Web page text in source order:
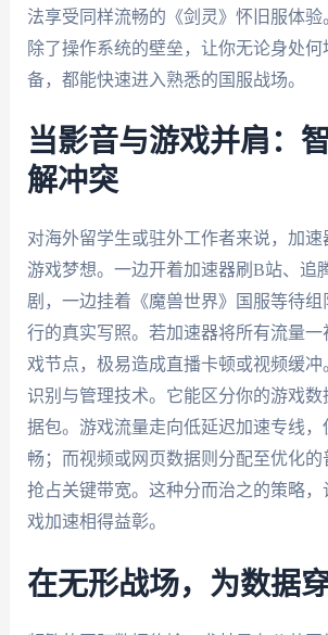
法享受同样流畅的《剑灵》怀旧服体验
除了操作系统的壁垒，让你无论身处
备，都能快速进入熟悉的国服战场。
当影音与游戏并肩：
解冲突
对海外留学生或驻外工作者来说，加速
游戏梦想。一边开着加速器刷B站、追
剧，一边挂着《魔兽世界》国服等待
行的真实写照。若加速器将所有流量一
戏节点，极易造成直播卡顿或视频缓冲
识别与管理技术。它能区分你的游戏数
据包。游戏流量走向低延迟加速专线，
畅；而视频或网页数据则分配至优化
抢占关键带宽。这种分而治之的策略，
戏加速相得益彰。
在无形战场，为数据